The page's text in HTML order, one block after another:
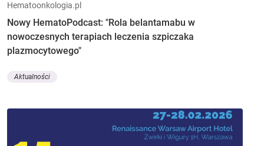
Hematoonkologia.pl
Nowy HematoPodcast: "Rola belantamabu w
nowoczesnych terapiach leczenia szpiczaka
plazmocytowego"
Aktualności